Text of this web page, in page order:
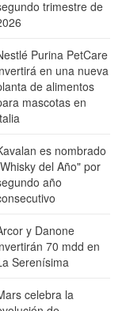
trimestre de
Purina PetCare
en una nueva
de alimentos
mascotas en
es nombrado
del Año" por
año
y Danone
70 mdd en
Serenísima
celebra la